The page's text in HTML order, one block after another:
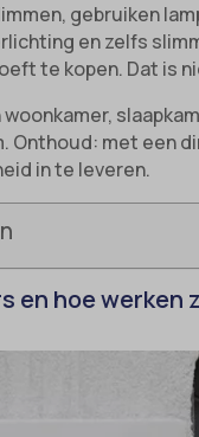
gebruiken
en zelfs
te kopen. Dat is
Onthoud: met een
in te leveren.
en hoe werken